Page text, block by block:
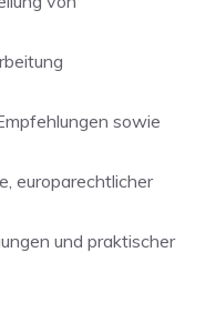
sowie
europarechtlicher
und praktischer